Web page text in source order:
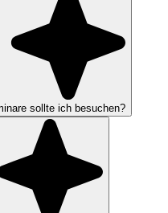
sollte ich besuchen?